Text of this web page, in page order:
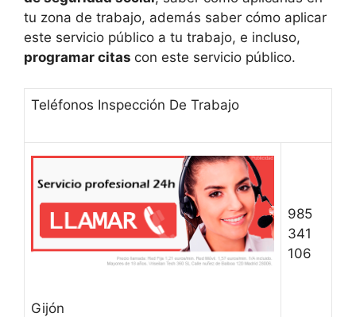
tu zona de trabajo, además saber cómo aplicar
este servicio público a tu trabajo, e incluso,
programar citas con este servicio público.
Teléfonos Inspección De Trabajo
Gijón
985
341
106